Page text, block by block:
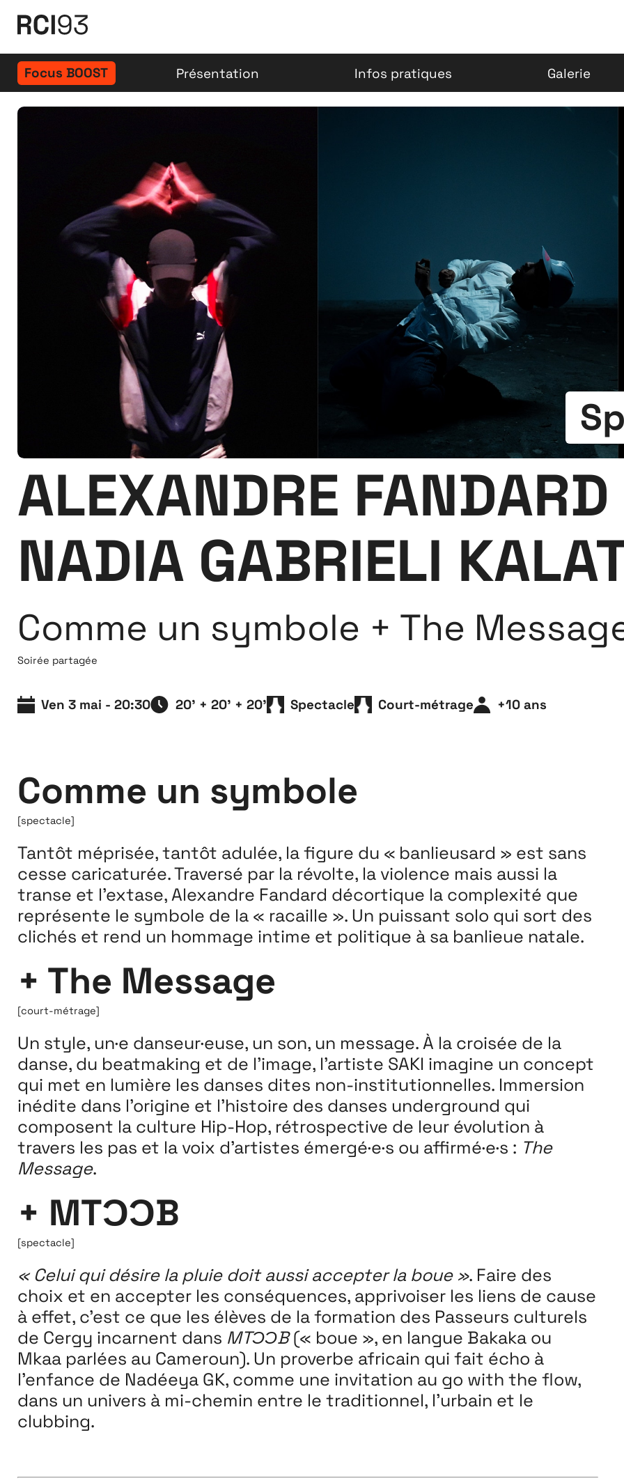
Extensions
26
26 JUILLET ↘ 5 SEPTEMBRE
Playground
3 ↘ 29 NOVEMBRE
Focus BOOST Présentation Infos pratiques Galerie
ALEXANDRE
NADIA GABRIELI
Comme un symbole + The
Soirée partagée
Ven 3 mai - 20:30 20' + 20' + 20' Spectacle Court-métrage +10 ans
Comme un symbole
[spectacle]
Tantôt méprisée, tantôt adulée, la figure du « banlieusard » est sans
cesse caricaturée. Traversé par la révolte, la violence mais aussi la
transe et l’extase, Alexandre Fandard décortique la complexité que
représente le symbole de la « racaille ». Un puissant solo qui sort des
clichés et rend un hommage intime et politique à sa banlieue natale.
+ The Message
[court-métrage]
Un style, un·e danseur·euse, un son, un message. À la croisée de la
danse, du beatmaking et de l’image, l’artiste SAKI imagine un concept
qui met en lumière les danses dites non-institutionnelles. Immersion
inédite dans l’origine et l’histoire des danses underground qui
composent la culture Hip-Hop, rétrospective de leur évolution à
travers les pas et la voix d’artistes émergé·e·s ou affirmé·e·s : The
Message.
+ MTƆƆB
[spectacle]
« Celui qui désire la pluie doit aussi accepter la boue ». Faire des
choix et en accepter les conséquences, apprivoiser les liens de cause
à effet, c’est ce que les élèves de la formation des Passeurs culturels
de Cergy incarnent dans MTƆƆB(« boue », en langue Bakaka ou
Mkaa parlées au Cameroun). Un proverbe africain qui fait écho à
l’enfance de Nadéeya GK, comme une invitation au go with the flow,
dans un univers à mi-chemin entre le traditionnel, l’urbain et le
clubbing.